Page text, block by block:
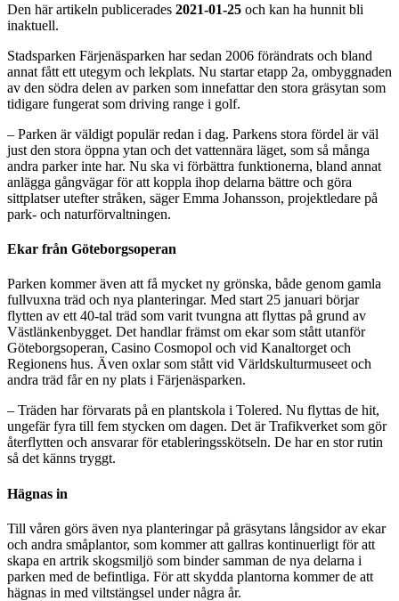
Den här artikeln publicerades 2021-01-25 och kan ha hunnit bli
inaktuell.
Stadsparken Färjenäsparken har sedan 2006 förändrats och bland
annat fått ett utegym och lekplats. Nu startar etapp 2a, ombyggnaden
av den södra delen av parken som innefattar den stora gräsytan som
tidigare fungerat som driving range i golf.
– Parken är väldigt populär redan i dag. Parkens stora fördel är väl
just den stora öppna ytan och det vattennära läget, som så många
andra parker inte har. Nu ska vi förbättra funktionerna, bland annat
anlägga gångvägar för att koppla ihop delarna bättre och göra
sittplatser utefter stråken, säger Emma Johansson, projektledare på
park- och naturförvaltningen.
Ekar från Göteborgsoperan
Parken kommer även att få mycket ny grönska, både genom gamla
fullvuxna träd och nya planteringar. Med start 25 januari börjar
flytten av ett 40-tal träd som varit tvungna att flyttas på grund av
Västlänkenbygget. Det handlar främst om ekar som stått utanför
Göteborgsoperan, Casino Cosmopol och vid Kanaltorget och
Regionens hus. Även oxlar som stått vid Världskulturmuseet och
andra träd får en ny plats i Färjenäsparken.
– Träden har förvarats på en plantskola i Tolered. Nu flyttas de hit,
ungefär fyra till fem stycken om dagen. Det är Trafikverket som gör
återflytten och ansvarar för etableringsskötseln. De har en stor rutin
så det känns tryggt.
Hägnas in
Till våren görs även nya planteringar på gräsytans långsidor av ekar
och andra småplantor, som kommer att gallras kontinuerligt för att
skapa en artrik skogsmiljö som binder samman de nya delarna i
parken med de befintliga. För att skydda plantorna kommer de att
hägnas in med viltstängsel under några år.